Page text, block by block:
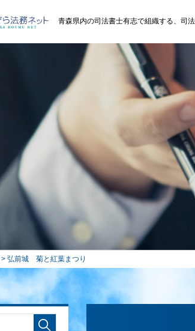
青森県内の司法書士有志で組織する、司
> 弘前城 菊と紅葉まつり